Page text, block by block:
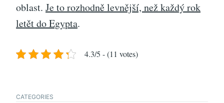
oblast. Je to rozhodně levnější, než každý rok
letět do Egypta.
4.3/5 - (11 votes)
CATEGORIES